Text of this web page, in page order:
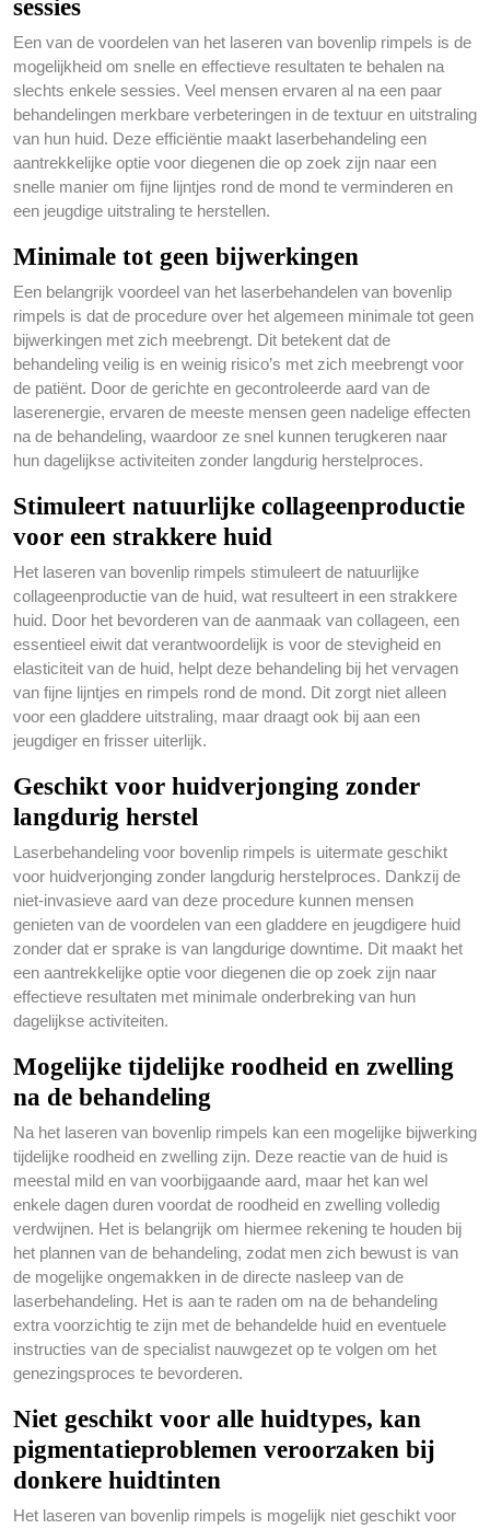
sessies
Een van de voordelen van het laseren van bovenlip rimpels is de
mogelijkheid om snelle en effectieve resultaten te behalen na
slechts enkele sessies. Veel mensen ervaren al na een paar
behandelingen merkbare verbeteringen in de textuur en uitstraling
van hun huid. Deze efficiëntie maakt laserbehandeling een
aantrekkelijke optie voor diegenen die op zoek zijn naar een
snelle manier om fijne lijntjes rond de mond te verminderen en
een jeugdige uitstraling te herstellen.
Minimale tot geen bijwerkingen
Een belangrijk voordeel van het laserbehandelen van bovenlip
rimpels is dat de procedure over het algemeen minimale tot geen
bijwerkingen met zich meebrengt. Dit betekent dat de
behandeling veilig is en weinig risico’s met zich meebrengt voor
de patiënt. Door de gerichte en gecontroleerde aard van de
laserenergie, ervaren de meeste mensen geen nadelige effecten
na de behandeling, waardoor ze snel kunnen terugkeren naar
hun dagelijkse activiteiten zonder langdurig herstelproces.
Stimuleert natuurlijke collageenproductie
voor een strakkere huid
Het laseren van bovenlip rimpels stimuleert de natuurlijke
collageenproductie van de huid, wat resulteert in een strakkere
huid. Door het bevorderen van de aanmaak van collageen, een
essentieel eiwit dat verantwoordelijk is voor de stevigheid en
elasticiteit van de huid, helpt deze behandeling bij het vervagen
van fijne lijntjes en rimpels rond de mond. Dit zorgt niet alleen
voor een gladdere uitstraling, maar draagt ook bij aan een
jeugdiger en frisser uiterlijk.
Geschikt voor huidverjonging zonder
langdurig herstel
Laserbehandeling voor bovenlip rimpels is uitermate geschikt
voor huidverjonging zonder langdurig herstelproces. Dankzij de
niet-invasieve aard van deze procedure kunnen mensen
genieten van de voordelen van een gladdere en jeugdigere huid
zonder dat er sprake is van langdurige downtime. Dit maakt het
een aantrekkelijke optie voor diegenen die op zoek zijn naar
effectieve resultaten met minimale onderbreking van hun
dagelijkse activiteiten.
Mogelijke tijdelijke roodheid en zwelling
na de behandeling
Na het laseren van bovenlip rimpels kan een mogelijke bijwerking
tijdelijke roodheid en zwelling zijn. Deze reactie van de huid is
meestal mild en van voorbijgaande aard, maar het kan wel
enkele dagen duren voordat de roodheid en zwelling volledig
verdwijnen. Het is belangrijk om hiermee rekening te houden bij
het plannen van de behandeling, zodat men zich bewust is van
de mogelijke ongemakken in de directe nasleep van de
laserbehandeling. Het is aan te raden om na de behandeling
extra voorzichtig te zijn met de behandelde huid en eventuele
instructies van de specialist nauwgezet op te volgen om het
genezingsproces te bevorderen.
Niet geschikt voor alle huidtypes, kan
pigmentatieproblemen veroorzaken bij
donkere huidtinten
Het laseren van bovenlip rimpels is mogelijk niet geschikt voor